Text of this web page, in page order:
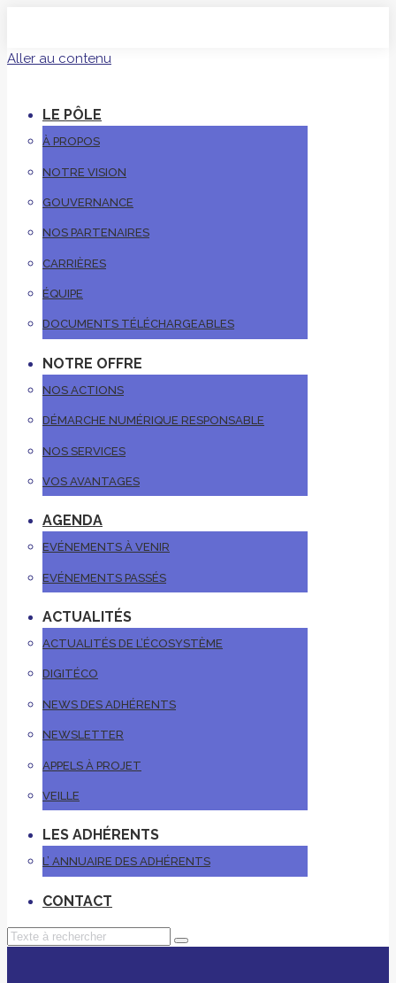
Aller au contenu
LE PÔLE
À PROPOS
NOTRE VISION
GOUVERNANCE
NOS PARTENAIRES
CARRIÈRES
ÉQUIPE
DOCUMENTS TÉLÉCHARGEABLES
NOTRE OFFRE
NOS ACTIONS
DÉMARCHE NUMÉRIQUE RESPONSABLE
NOS SERVICES
VOS AVANTAGES
AGENDA
EVÉNEMENTS À VENIR
EVÉNEMENTS PASSÉS
ACTUALITÉS
ACTUALITÉS DE L’ÉCOSYSTÈME
DIGITÉCO
NEWS DES ADHÉRENTS
NEWSLETTER
APPELS À PROJET
VEILLE
LES ADHÉRENTS
L’ ANNUAIRE DES ADHÉRENTS
CONTACT